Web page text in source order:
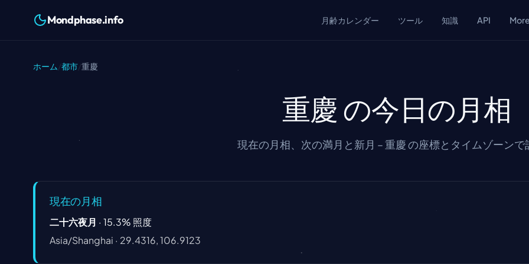
Mondphase.info 月齢カレンダー ツール 知識 API More
ホーム 都市 重慶
重慶 の今日の月相
現在の月相、次の満月と新月 – 重慶 の座標とタイムゾーンで
現在の月相
二十六夜月 · 15.3% 照度
Asia/Shanghai · 29.4316, 106.9123